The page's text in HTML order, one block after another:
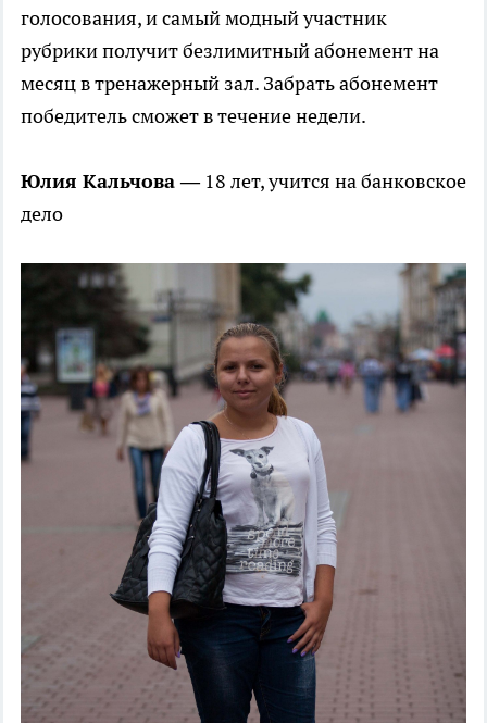
голосования, и самый модный участник
рубрики получит безлимитный абонемент на
месяц в тренажерный зал. Забрать абонемент
победитель сможет в течение недели.
Юлия Кальчова —18 лет, учится на банковское
дело